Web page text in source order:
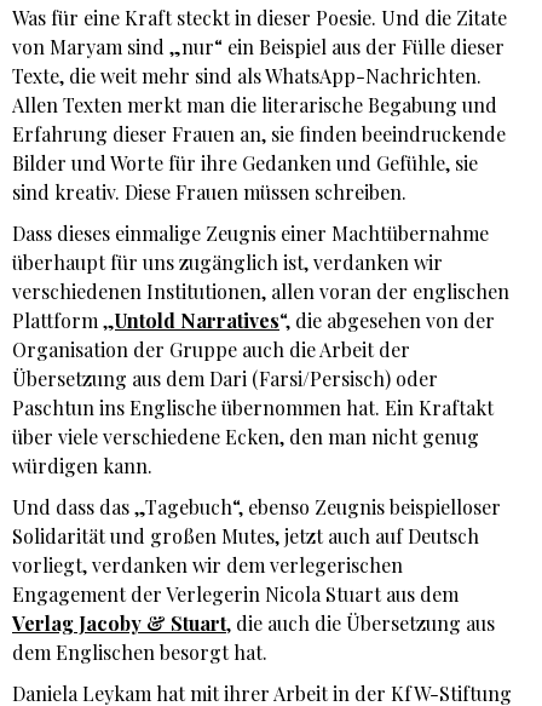
Was für eine Kraft steckt in dieser Poesie. Und die Zitate
von Maryam sind „nur“ ein Beispiel aus der Fülle dieser
Texte, die weit mehr sind als WhatsApp-Nachrichten.
Allen Texten merkt man die literarische Begabung und
Erfahrung dieser Frauen an, sie finden beeindruckende
Bilder und Worte für ihre Gedanken und Gefühle, sie
sind kreativ. Diese Frauen müssen schreiben.
Dass dieses einmalige Zeugnis einer Machtübernahme
überhaupt für uns zugänglich ist, verdanken wir
verschiedenen Institutionen, allen voran der englischen
Plattform „Untold Narratives“, die abgesehen von der
Organisation der Gruppe auch die Arbeit der
Übersetzung aus dem Dari (Farsi/Persisch) oder
Paschtun ins Englische übernommen hat. Ein Kraftakt
über viele verschiedene Ecken, den man nicht genug
würdigen kann.
Und dass das „Tagebuch“, ebenso Zeugnis beispielloser
Solidarität und großen Mutes, jetzt auch auf Deutsch
vorliegt, verdanken wir dem verlegerischen
Engagement der Verlegerin Nicola Stuart aus dem
Verlag Jacoby & Stuart, die auch die Übersetzung aus
dem Englischen besorgt hat.
Daniela Leykam hat mit ihrer Arbeit in der KfW-Stiftung